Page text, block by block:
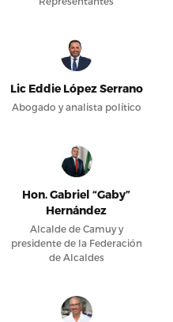
Lic Eddie López Serrano
Abogado y analista político
Hon. Gabriel “Gaby”
Hernández
Alcalde de Camuy y
presidente de la Federación
de Alcaldes